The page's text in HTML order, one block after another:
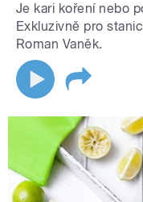
Je kari koření nebo
Exkluzivně pro
Roman Vaněk.